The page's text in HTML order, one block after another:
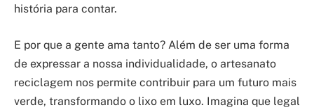
história para contar.
E por que a gente ama tanto? Além de ser uma forma
de expressar a nossa individualidade, o artesanato
reciclagem nos permite contribuir para um futuro mais
verde, transformando o lixo em luxo. Imagina que legal